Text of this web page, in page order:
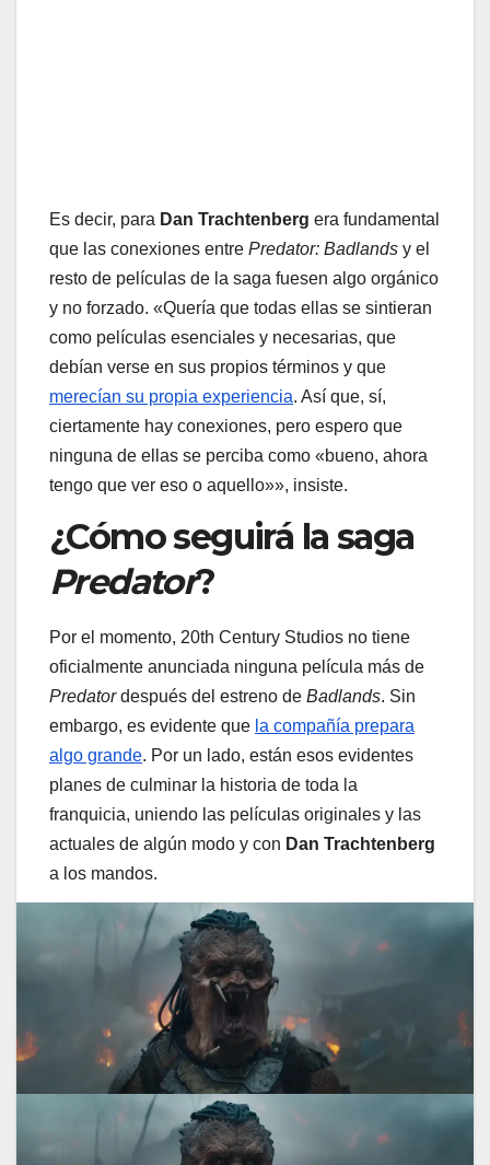
Es decir, para Dan Trachtenberg era fundamental
que las conexiones entre Predator: Badlands y el
resto de películas de la saga fuesen algo orgánico
y no forzado. «Quería que todas ellas se sintieran
como películas esenciales y necesarias, que
debían verse en sus propios términos y que
merecían su propia experiencia. Así que, sí,
ciertamente hay conexiones, pero espero que
ninguna de ellas se perciba como «bueno, ahora
tengo que ver eso o aquello»», insiste.
¿Cómo seguirá la saga
Predator?
Por el momento, 20th Century Studios no tiene
oficialmente anunciada ninguna película más de
Predatordespués del estreno de Badlands. Sin
embargo, es evidente que la compañía prepara
algo grande. Por un lado, están esos evidentes
planes de culminar la historia de toda la
franquicia, uniendo las películas originales y las
actuales de algún modo y con Dan Trachtenberg
a los mandos.